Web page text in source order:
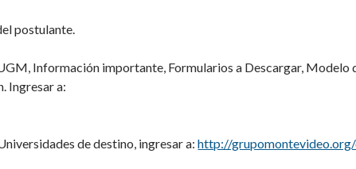
postulante.
Información importante, Formularios a Descargar, Modelo
Ingresar a:
de destino, ingresar a:http://